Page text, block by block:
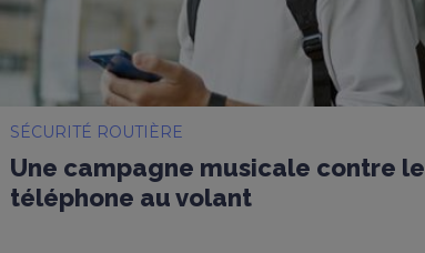
SÉCURITÉ ROUTIÈRE
Une campagne musicale contre le
téléphone au volant